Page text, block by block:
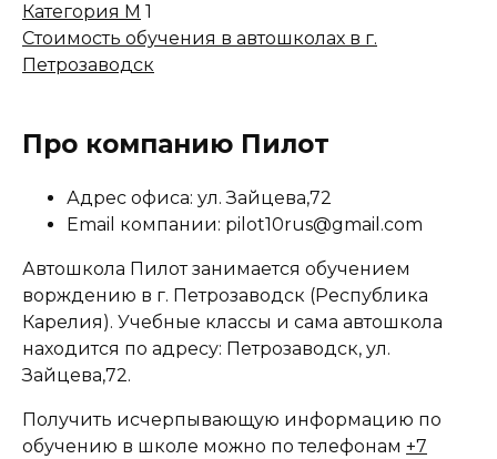
Категория M 1
Стоимость обучения в автошколах в г.
Петрозаводск
Про компанию Пилот
Адрес офиса: ул. Зайцева,72
Email компании: pilot10rus@gmail.com
Автошкола Пилот занимается обучением
ворждению в г. Петрозаводск (Республика
Карелия). Учебные классы и сама автошкола
находится по адресу: Петрозаводск, ул.
Зайцева,72.
Получить исчерпывающую информацию по
обучению в школе можно по телефонам +7